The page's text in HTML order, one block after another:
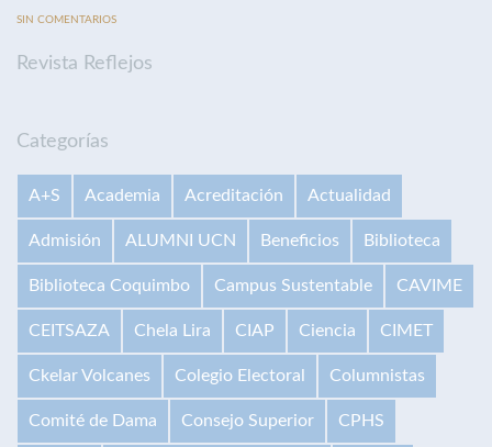
SIN COMENTARIOS
Revista Reflejos
Categorías
A+S Academia Acreditación Actualidad
Admisión ALUMNI UCN Beneficios Biblioteca
Biblioteca Coquimbo Campus Sustentable CAVIME
CEITSAZA Chela Lira CIAP Ciencia CIMET
Ckelar Volcanes Colegio Electoral Columnistas
Comité de Dama Consejo Superior CPHS